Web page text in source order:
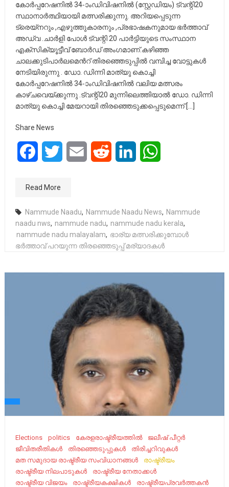
കോർപ്പറേഷനിൽ 34-ാംഡിവിഷനിൽ (സ്റ്റേഡിയം) ട്വന്റി20
സ്ഥാനാർത്ഥിയായി മത്സരിക്കുന്നു. അറിയപ്പെടുന്ന
ട്രെയ്‌നറും ,എഴുത്തുകാരനും ,പ്രഭാഷകനുമായ ഭർത്താവ്
അഡ്വ .ചാർളി പോൾ ട്വന്റി 20 പാർട്ടിയുടെ സംസ്ഥാന
എക്സിക്യൂട്ടീവ് ബോർഡ് അംഗമാണ്.കഴിഞ്ഞ
ചാലക്കുടിപാർലമെൻറ്‌ തിരഞ്ഞെടുപ്പിൽ വമ്പിച്ച വോട്ടുകൾ
നേടിയിരുന്നു . ഡോ. ഡിന്നി മാത്യു കൊച്ചി
കോർപ്പറേഷനിൽ 34-ാംഡിവിഷനിൽ വലിയ മത്സരം
കാഴ്ചവെയ്ക്കുന്നു .ട്വന്റി20 മുന്നിലെത്തിയാൽ ഡോ. ഡിന്നി
മാത്യു കൊച്ചി മേയറായി തിരഞ്ഞെടുക്കപ്പെടുമെന്ന് […]
Share News
FacebookTwitter Email Reddit LinkedIn
Read More
Nammude Naadu, Nammude Naadu News, Nammude
naadu nws, nammude nadu, nammude nadu kerala,
nammude nadu malayalam, ഭാര്യ മത്സരിക്കുമ്പോൾ
ഭർത്താവ് പറയുന്ന തിരഞ്ഞെടുപ്പ് മര്യാദകൾ
Elections politics കേരളരാഷ്ട്രീയത്തിൽ
ജലീഷ് പീറ്റർ
ജീവിതരീതികൾ
തിരഞ്ഞെടുപ്പുകൾ
തിരിച്ചറിവുകൾ
മത സമുദായ രാഷ്ട്രീയ സംവിധാനങ്ങൾ
രാഷ്ട്രീയം
രാഷ്ട്രീയ നിലപാടുകൾ
രാഷ്ട്രീയ നേതാക്കൾ
രാഷ്ട്രീയ വിജയം
രാഷ്ട്രീയകക്ഷികൾ
രാഷ്ട്രീയപ്രവർത്തകൻ